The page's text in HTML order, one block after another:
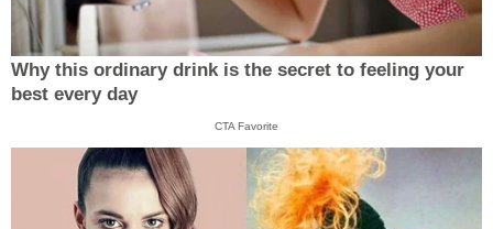
Why this ordinary drink is the secret to feeling your
best every day
CTA Favorite